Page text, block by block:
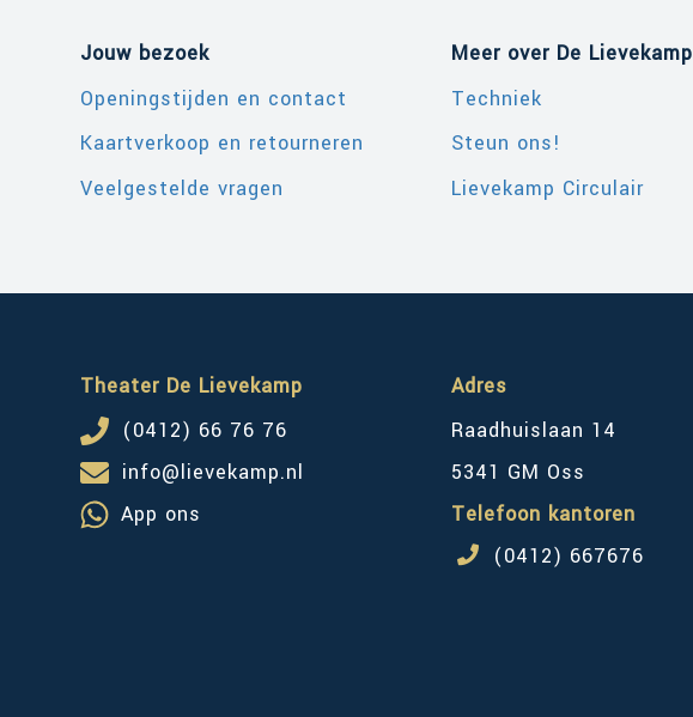
Jouw bezoek
Openingstijden en contact
Kaartverkoop en retourneren
Veelgestelde vragen
Meer over De Lievekamp
Techniek
Steun ons!
Lievekamp Circulair
Theater De Lievekamp
(0412) 66 76 76
info@lievekamp.nl
App ons
Adres
Raadhuislaan 14
5341 GM Oss
Telefoon kantoren
(0412) 667676